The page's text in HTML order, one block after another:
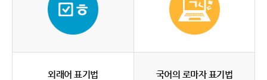
외래어 표기법 국어의 로마자 표기법